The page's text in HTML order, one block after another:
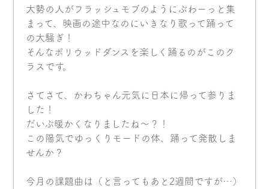
大勢の人がフラッシュモブのようにぶわーっと集
まって、映画の途中なのにいきなり歌って踊って
の大騒ぎ！
そんなボリウッドダンスを楽しく踊るのがこのク
ラスです。
さてさて、かわちゃん元気に日本に帰って参りま
した！
だいぶ暖かくなりましたね〜？！
この陽気でゆっくりモードの体、踊って発散しま
せんか？
今月の課題曲は（と言ってもあと2週間ですが…）